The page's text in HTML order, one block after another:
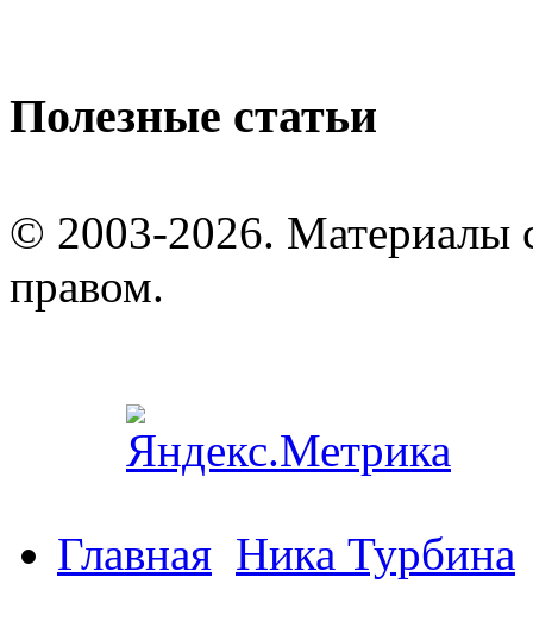
Полезные статьи
© 2003-2026. Материалы
правом.
Главная Ника Турбина